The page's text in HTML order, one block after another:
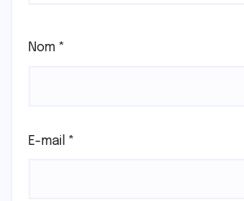
Nom *
E-mail *